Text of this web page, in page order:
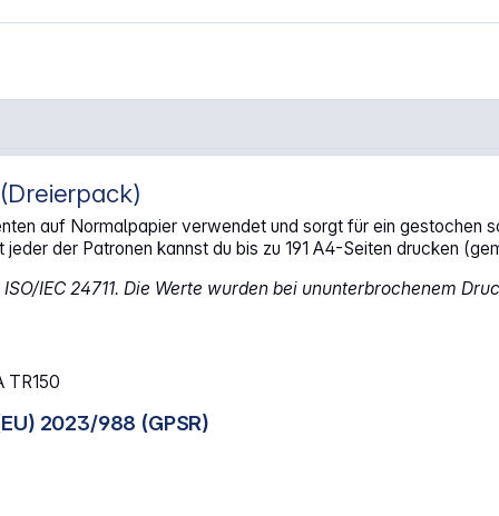
auf Normalpapier verwendet und sorgt für ein gestochen
der Patronen kannst du bis zu 191 A4-Seiten drucken
IEC 24711. Die Werte wurden bei ununterbrochenem
TR150
2023/988 (GPSR)